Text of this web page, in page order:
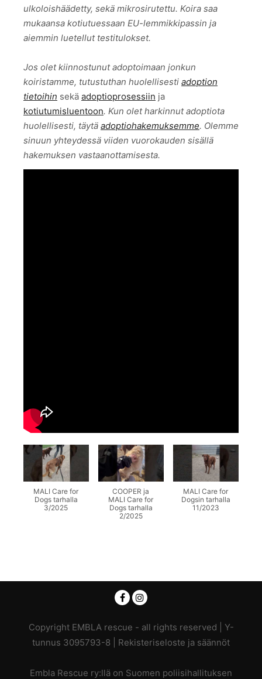
ulkoloishäädetty, sekä mikrosirutettu. Koira saa
mukaansa kotiutuessaan EU-lemmikkipassin ja
aiemmin luetellut testitulokset.
Jos olet kiinnostunut adoptoimaan jonkun
koiristamme, tutustuthan huolellisesti adoption
tietoihin sekä adoptioprosessiin ja
kotiutumisluentoon. Kun olet harkinnut adoptiota
huolellisesti, täytä adoptiohakemuksemme. Olemme
sinuun yhteydessä viiden vuorokauden sisällä
hakemuksen vastaanottamisesta.
MALI Care for
Dogs tarhalla
3/2025
COOPER ja
MALI Care for
Dogs tarhalla
2/2025
MALI Care for
Dogsin tarhalla
11/2023
Copyright EMBLA rescue - all rights reserved | Y-
tunnus 3095793-8 | Rekisteriseloste ja säännöt
Embla Rescue ry:llä on Suomen poliisihallituksen